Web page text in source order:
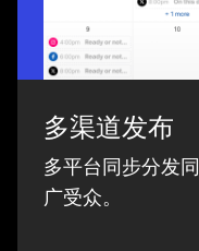
多渠道发布
多平台同步分发
广受众。